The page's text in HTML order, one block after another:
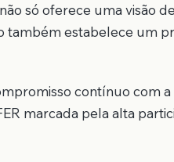
só oferece uma visão
também estabelece um
contínuo com
marcada pela alta